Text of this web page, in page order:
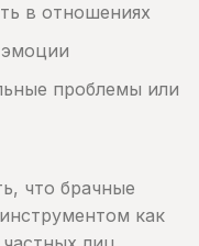
в отношениях
проблемы или
что брачные
как